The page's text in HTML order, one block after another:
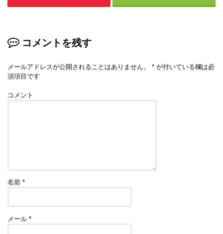
コメントを残す
メールアドレスが公開されることはありません。 * が付いている欄は必
須項目です
コメント
名前*
メール*